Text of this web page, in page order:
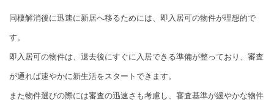
同棲解消後に迅速に新居へ移るためには、即入居可の物件が理想的で
す。
即入居可の物件は、退去後にすぐに入居できる準備が整っており、審査
が通れば速やかに新生活をスタートできます。
また物件選びの際には審査の迅速さも考慮し、審査基準が緩やかな物件